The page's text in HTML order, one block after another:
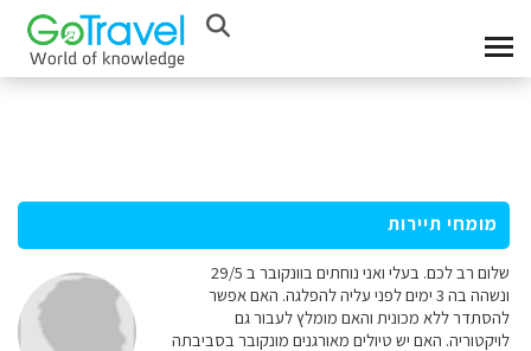
מומחי תיירות
שלום רב לכם. בעלי ואני נוחתים בוונקובר ב 29/5
ונשהה בה 3 ימים לפני עליה להפלגה. האם אפשר
להסתדר ללא מכונית והאם מומלץ לעבור גם
לויקטוריה. האם יש טיולים מאורגנים מונקובר בסביבתה